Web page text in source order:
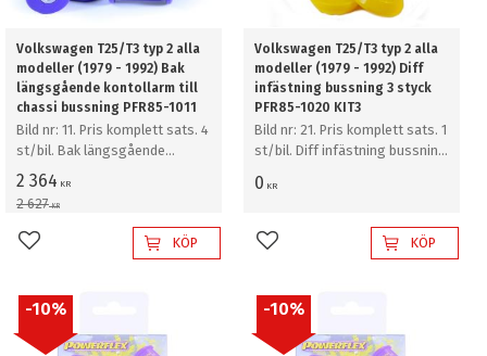
Volkswagen T25/T3 typ 2 alla
modeller (1979 - 1992) Bak
längsgående kontollarm till
chassi bussning PFR85-1011
Bild nr: 11. Pris komplett sats. 4
st/bil. Bak längsgående
kontollarm till chassi bussning
2 364 KR
2 627KR
Lägg till i favoriterKÖP
Volkswagen T25/T3 typ 2 alla
modeller (1979 - 1992) Diff
infästning bussning 3 styck
PFR85-1020 KIT3
Bild nr: 21. Pris komplett sats. 1
st/bil. Diff infästning bussning
0 KR
Lägg till i favoriterKÖP
10% 10%